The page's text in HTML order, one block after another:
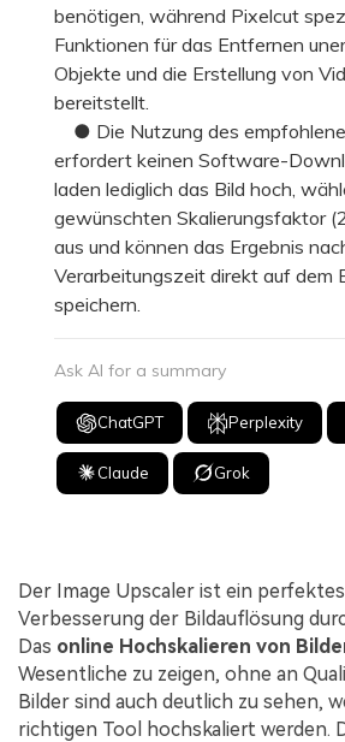
benötigen, während Pixelcut
Funktionen für das Entfernen
Objekte und die Erstellung von
bereitstellt.
● Die Nutzung des
erfordert keinen Software-
laden lediglich das Bild hoch,
gewünschten Skalierungsfaktor
aus und können das Ergebnis
Verarbeitungszeit direkt auf dem
speichern.
Ask AI for a summary
ChatGPT Perplexity
Claude Grok
Der Image Upscaler ist ein
Verbesserung der Bildauflösung
Das online Hochskalieren von
Wesentliche zu zeigen, ohne an
Bilder sind auch deutlich zu sehen,
richtigen Tool hochskaliert werden.